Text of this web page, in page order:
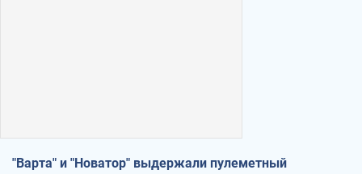
"Варта" и "Новатор" выдержали пулеметный